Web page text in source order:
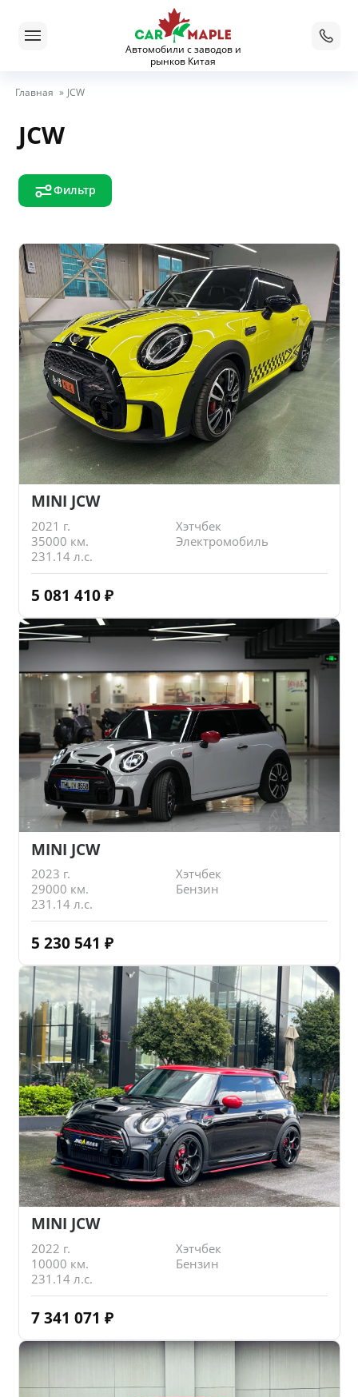
Автомобили с заводов и
рынков Китая
Главная » JCW
JCW
Фильтр
MINI JCW
2021 г.
Хэтчбек
35000 км.
Электромобиль
231.14 л.с.
5 081 410 ₽
MINI JCW
2023 г.
Хэтчбек
29000 км.
Бензин
231.14 л.с.
5 230 541 ₽
MINI JCW
2022 г.
Хэтчбек
10000 км.
Бензин
231.14 л.с.
7 341 071 ₽